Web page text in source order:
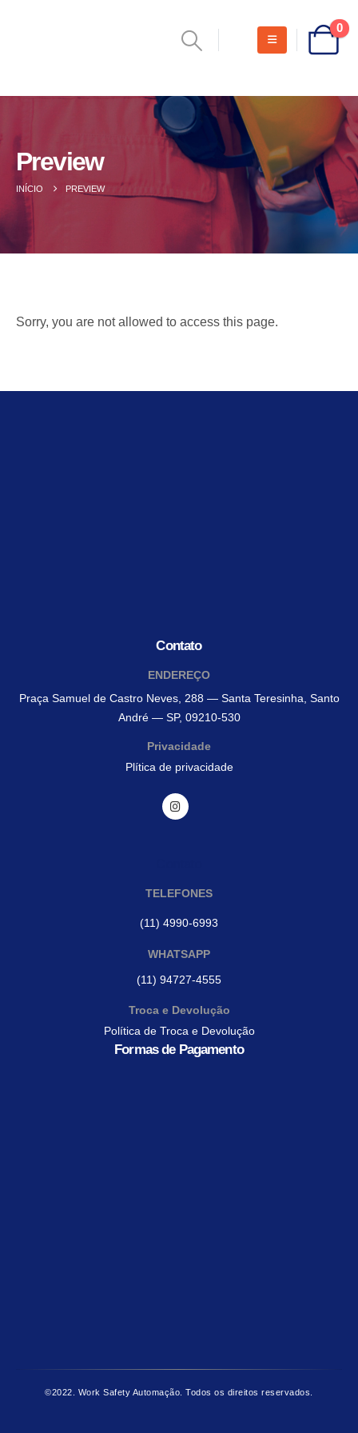
0
Preview
INÍCIO PREVIEW
Sorry, you are not allowed to access this page.
Contato
ENDEREÇO
Praça Samuel de Castro Neves, 288 — Santa Teresinha, Santo
André — SP, 09210-530
Privacidade
Plítica de privacidade
TELEFONES
(11) 4990-6993
WHATSAPP
(11) 94727-4555
Troca e Devolução
Política de Troca e Devolução
Formas de Pagamento
©2022. Work Safety Automação. Todos os direitos reservados.